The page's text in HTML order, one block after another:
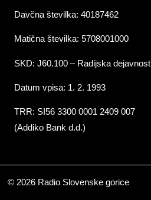
Davčna številka: 40187462
Matična številka: 5708001000
SKD: J60.100 – Radijska dejavnost
Datum vpisa: 1. 2. 1993
TRR: SI56 3300 0001 2409 007
(Addiko Bank d.d.)
© 2026 Radio Slovenske gorice